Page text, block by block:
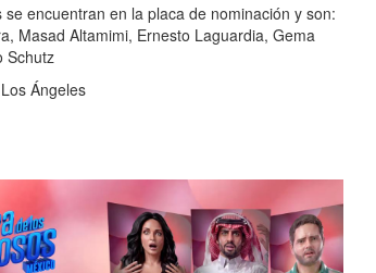
se encuentran en la placa de nominación y son:
Masad Altamimi, Ernesto Laguardia, Gema
Schutz
Ángeles